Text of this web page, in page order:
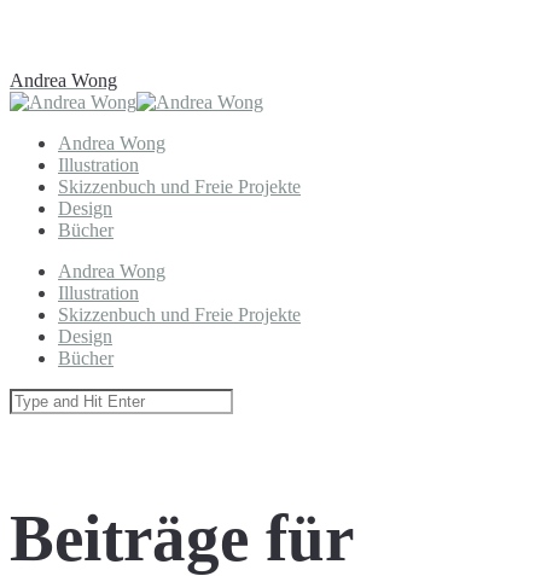
Andrea Wong
Andrea Wong
Illustration
Skizzenbuch und Freie Projekte
Design
Bücher
Andrea Wong
Illustration
Skizzenbuch und Freie Projekte
Design
Bücher
Beiträge für